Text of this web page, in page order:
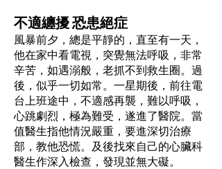
不適纏擾 恐患絕症
風暴前夕，總是平靜的，直至有一天，
他在家中看電視，突覺無法呼吸，非常
辛苦，如遇溺般，老抓不到救生圈。過
後，似乎一切如常。一星期後，前往電
台上班途中，不適感再襲，難以呼吸，
心跳劇烈，極為難受，遂進了醫院。當
值醫生指他情況嚴重，要進深切治療
部，教他恐慌。及後找來自己的心臟科
醫生作深入檢查，發現並無大礙。